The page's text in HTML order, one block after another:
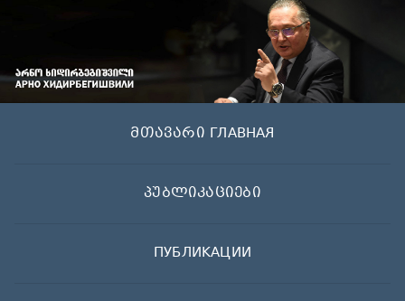
მთავარი ГЛАВНАЯ
პუბლიკაციები
ПУБЛИКАЦИИ